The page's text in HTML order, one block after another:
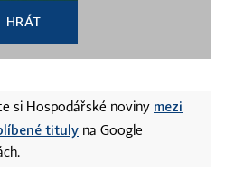
HRÁT
si Hospodářské noviny mezi
tituly na Google